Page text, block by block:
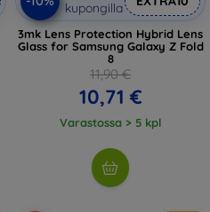
kupongilla
3mk Lens Protection Hybrid Lens
Glass for Samsung Galaxy Z Fold
8
11,90 €
10,71 €
Varastossa > 5 kpl